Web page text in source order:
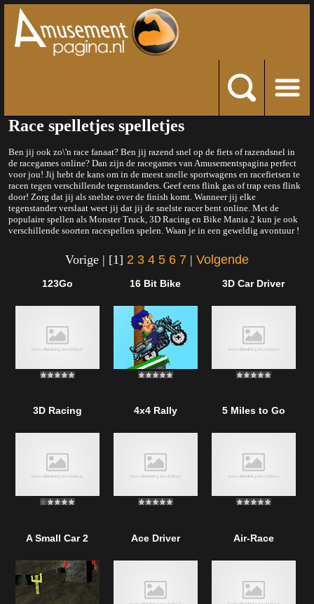
Race spelletjes spelletjes
Ben jij ook zo\'n race fanaat? Ben jij razend snel op de fiets of razendsnel in
de racegames online? Dan zijn de racegames van Amusementspagina perfect
voor jou! Jij hebt de kans om in de meest snelle sportwagens en racefietsen te
racen tegen verschillende tegenstanders. Geef eens flink gas of trap eens flink
door! Zorg dat jij als snelste over de finish komt. Wanneer jij elke
tegenstander verslaat weet jij dat jij de snelste racer bent online. Met de
populaire spellen als Monster Truck, 3D Racing en Bike Mania 2 kun je ook
verschillende soorten racespellen spelen. Waan je in een geweldig avontuur !
Vorige | [1] 2 3 4 5 6 7 | Volgende
123Go 16 Bit Bike 3D Car Driver
3D Racing 4x4 Rally 5 Miles to Go
A Small Car 2 Ace Driver Air-Race